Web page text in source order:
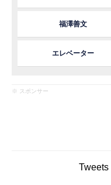
福澤善文
エレベーター
※ スポンサー
Tweets